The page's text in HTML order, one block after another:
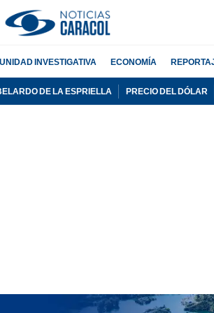
UNIDAD INVESTIGATIVA ECONOMÍA
DE LA ESPRIELLA PRECIO DEL DÓLAR